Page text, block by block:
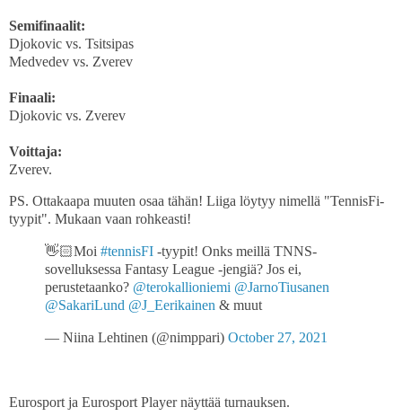
Semifinaalit:
Djokovic vs. Tsitsipas
Medvedev vs. Zverev
Finaali:
Djokovic vs. Zverev
Voittaja:
Zverev.
PS. Ottakaapa muuten osaa tähän! Liiga löytyy nimellä "TennisFi-
tyypit". Mukaan vaan rohkeasti!
👋🏻Moi #tennisFI -tyypit! Onks meillä TNNS-
sovelluksessa Fantasy League -jengiä? Jos ei,
perustetaanko? @terokallioniemi @JarnoTiusanen
@SakariLund @J_Eerikainen & muut
— Niina Lehtinen (@nimppari) October 27, 2021
Eurosport ja Eurosport Player näyttää turnauksen.